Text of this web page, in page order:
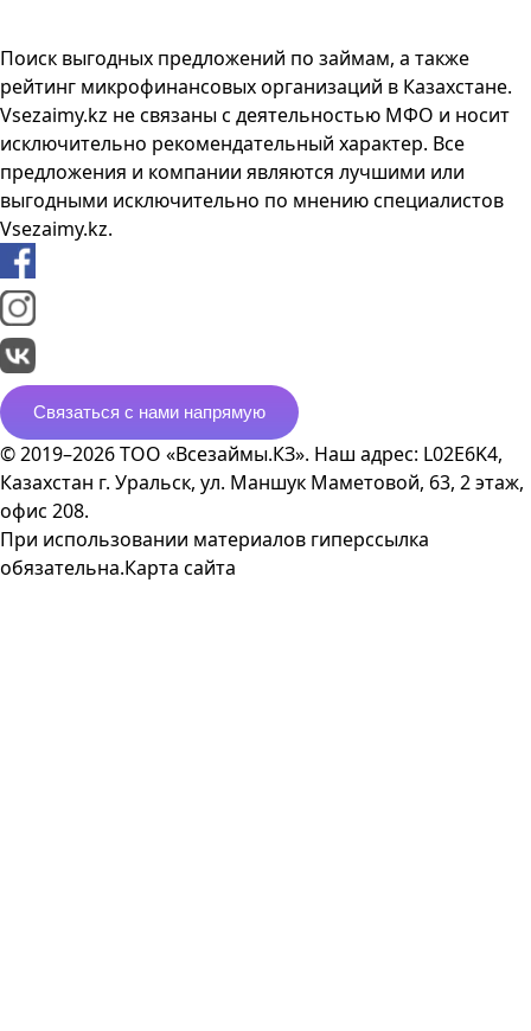
Поиск выгодных предложений по займам, а также
рейтинг микрофинансовых организаций в Казахстане.
Vsezaimy.kz не связаны с деятельностью МФО и носит
исключительно рекомендательный характер. Все
предложения и компании являются лучшими или
выгодными исключительно по мнению специалистов
Vsezaimy.kz.
Связаться с нами напрямую
© 2019–2026 ТОО «Всезаймы.КЗ». Наш адрес: L02E6K4,
Казахстан г. Уральск, ул. Маншук Маметовой, 63, 2 этаж,
офис 208.
При использовании материалов гиперссылка
обязательна.Карта сайта